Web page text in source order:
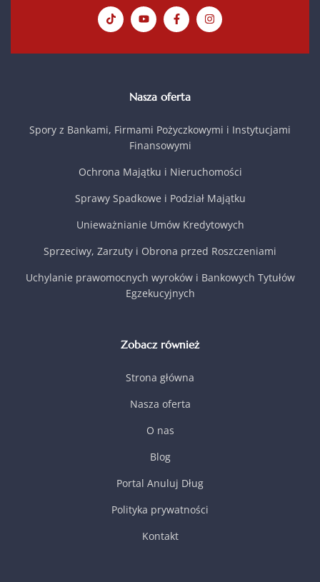
Nasza oferta
Spory z Bankami, Firmami Pożyczkowymi i Instytucjami
Finansowymi
Ochrona Majątku i Nieruchomości
Sprawy Spadkowe i Podział Majątku
Unieważnianie Umów Kredytowych
Sprzeciwy, Zarzuty i Obrona przed Roszczeniami
Uchylanie prawomocnych wyroków i Bankowych Tytułów
Egzekucyjnych
Zobacz również
Strona główna
Nasza oferta
O nas
Blog
Portal Anuluj Dług
Polityka prywatności
Kontakt